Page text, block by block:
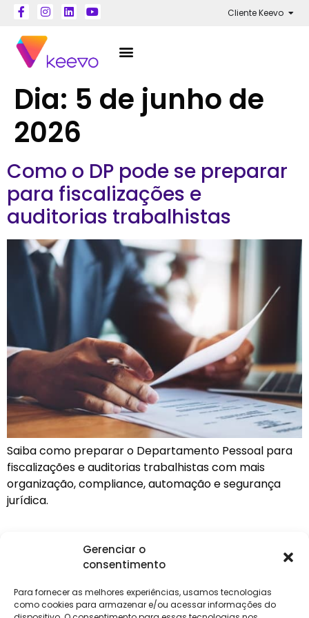
Gerenciar o
consentimento
Para fornecer as melhores experiências, usamos tecnologias
como cookies para armazenar e/ou acessar informações do
Cliente Keevo
Dia: 5 de junho de
2026
Como o DP pode se preparar
para fiscalizações e
auditorias trabalhistas
Saiba como preparar o Departamento Pessoal para
fiscalizações e auditorias trabalhistas com mais
organização, compliance, automação e segurança
jurídica.
Institucional
Trabalhe
Clientes
Login
Eventos
Contábeis
Holos
Soluções
DP e RH
NG Folha